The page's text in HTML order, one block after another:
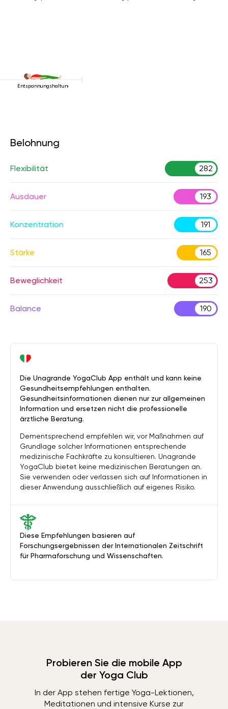
Entspannungshaltung
Belohnung
Flexibilität 282
Ausdauer 193
Konzentration 191
Stärke 165
Beweglichkeit 253
Balance 190
Diese Empfehlungen basieren auf
Forschungsergebnissen der Internationalen Zeitschrift
für Pharmaforschung und Wissenschaften.
Die Unagrande YogaClub App enthält und kann keine
Gesundheitsempfehlungen enthalten.
Gesundheitsinformationen dienen nur zur allgemeinen
Information und ersetzen nicht die professionelle
ärztliche Beratung.
Dementsprechend empfehlen wir, vor Maßnahmen auf
Grundlage solcher Informationen entsprechende
medizinische Fachkräfte zu konsultieren. Unagrande
YogaClub bietet keine medizinischen Beratungen an.
Sie verwenden oder verlassen sich auf Informationen in
dieser Anwendung ausschließlich auf eigenes Risiko.
Probieren Sie die mobile App
der Yoga Club
In der App stehen fertige Yoga-Lektionen,
Meditationen und intensive Kurse zur